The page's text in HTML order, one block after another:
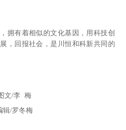
拥有着相似的文化基因，用科技创
，回报社会，是川恒和科新共同的
文/李 梅
辑/罗冬梅